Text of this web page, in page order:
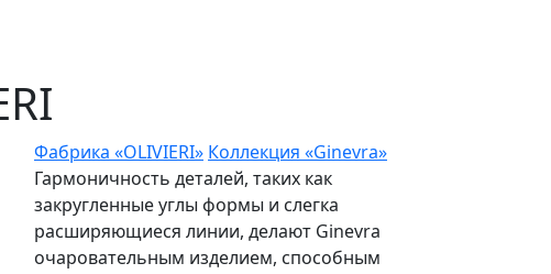
Фабрика «OLIVIERI» Коллекция «Ginevra»
Гармоничность деталей, таких как
закругленные углы формы и слегка
расширяющиеся линии, делают Ginevra
очаровательным изделием, способным